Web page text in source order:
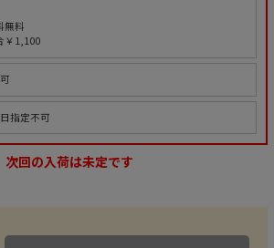
無料
￥1,100
指定不可
次回の入荷は未定です